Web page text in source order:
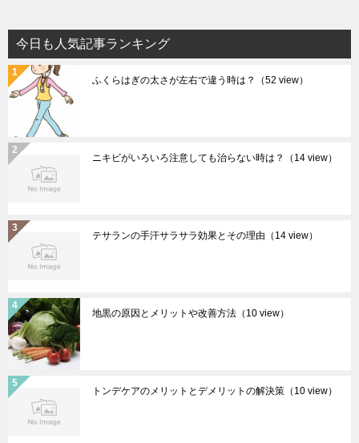
今日も人気記事ランキング
ふくらはぎの太さが左右で違う時は？ （52 view）
ニキビがいろいろ注意しても治らない時は？ （14 view）
テサランの手汗サラサラ効果とその理由 （14 view）
地黒の原因とメリットや改善方法 （10 view）
トンデケアのメリットとデメリットの解決策 （10 view）